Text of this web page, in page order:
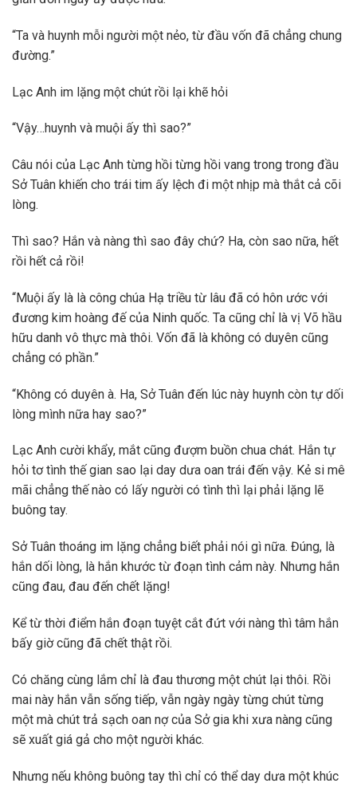
“Ta và huynh mỗi người một nẻo, từ đầu vốn đã chẳng chung
đường.”
Lạc Anh im lặng một chút rồi lại khẽ hỏi
“Vậy…huynh và muội ấy thì sao?”
Câu nói của Lạc Anh từng hồi từng hồi vang trong trong đầu
Sở Tuân khiến cho trái tim ấy lệch đi một nhịp mà thắt cả cõi
lòng.
Thì sao? Hắn và nàng thì sao đây chứ? Ha, còn sao nữa, hết
rồi hết cả rồi!
“Muội ấy là là công chúa Hạ triều từ lâu đã có hôn ước với
đương kim hoàng đế của Ninh quốc. Ta cũng chỉ là vị Võ hầu
hữu danh vô thực mà thôi. Vốn đã là không có duyên cũng
chẳng có phần.”
“Không có duyên à. Ha, Sở Tuân đến lúc này huynh còn tự dối
lòng mình nữa hay sao?”
Lạc Anh cười khẩy, mắt cũng đượm buồn chua chát. Hắn tự
hỏi tơ tình thế gian sao lại day dưa oan trái đến vậy. Kẻ si mê
mãi chẳng thế nào có lấy người có tình thì lại phải lặng lẽ
buông tay.
Sở Tuân thoáng im lặng chẳng biết phải nói gì nữa. Đúng, là
hắn dối lòng, là hắn khước từ đoạn tình cảm này. Nhưng hắn
cũng đau, đau đến chết lặng!
Kể từ thời điểm hắn đoạn tuyệt cắt đứt với nàng thì tâm hắn
bấy giờ cũng đã chết thật rồi.
Có chăng cùng lắm chỉ là đau thương một chút lại thôi. Rồi
mai này hắn vẫn sống tiếp, vẫn ngày ngày từng chút từng
một mà chút trả sạch oan nợ của Sở gia khi xưa nàng cũng
sẽ xuất giá gả cho một người khác.
Nhưng nếu không buông tay thì chỉ có thể day dưa một khúc